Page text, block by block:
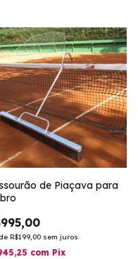
de Piaçava para
de R$199,00 sem juros
com Pix